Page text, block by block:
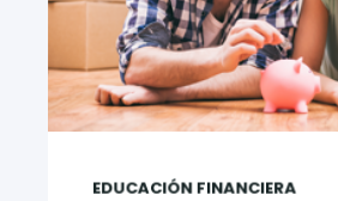
EDUCACIÓN FINANCIERA